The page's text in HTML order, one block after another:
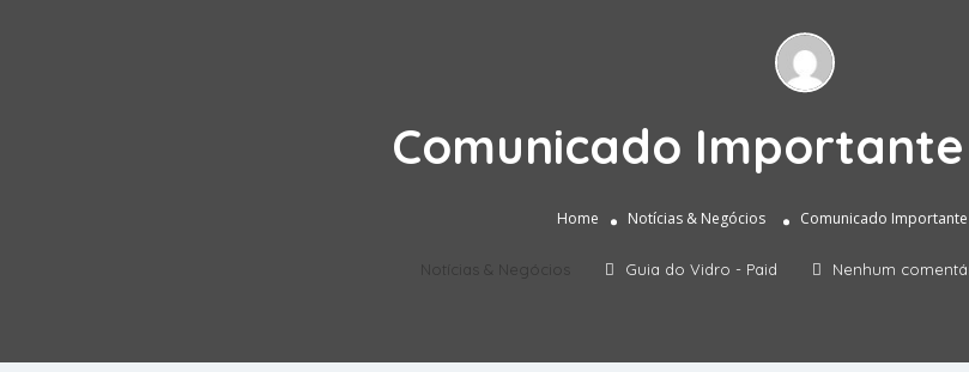
Comunicado Importante
Home Notícias & Negócios Comunicado Importante
Notícias & Negócios Guia do Vidro - Paid Nenhum